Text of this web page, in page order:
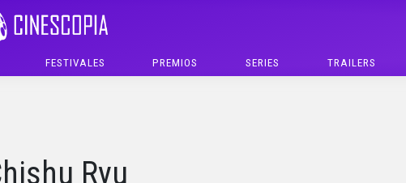
FESTIVALES PREMIOS SERIES TRAILERS
Ryu